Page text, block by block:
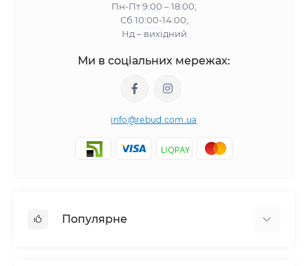
Пн-Пт 9:00 – 18:00;
Сб 10:00-14:00;
Нд – вихідний
Ми в соціальних мережах:
info@rebud.com.ua
Популярне